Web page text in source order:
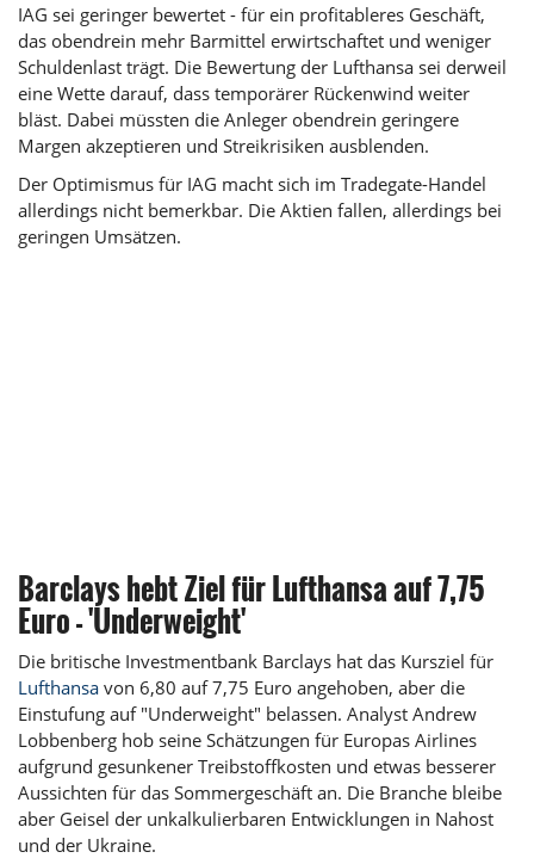
IAG sei geringer bewertet - für ein profitableres Geschäft,
das obendrein mehr Barmittel erwirtschaftet und weniger
Schuldenlast trägt. Die Bewertung der Lufthansa sei derweil
eine Wette darauf, dass temporärer Rückenwind weiter
bläst. Dabei müssten die Anleger obendrein geringere
Margen akzeptieren und Streikrisiken ausblenden.
Der Optimismus für IAG macht sich im Tradegate-Handel
allerdings nicht bemerkbar. Die Aktien fallen, allerdings bei
geringen Umsätzen.
Barclays hebt Ziel für Lufthansa auf 7,75
Euro - 'Underweight'
Die britische Investmentbank Barclays hat das Kursziel für
Lufthansa von 6,80 auf 7,75 Euro angehoben, aber die
Einstufung auf "Underweight" belassen. Analyst Andrew
Lobbenberg hob seine Schätzungen für Europas Airlines
aufgrund gesunkener Treibstoffkosten und etwas besserer
Aussichten für das Sommergeschäft an. Die Branche bleibe
aber Geisel der unkalkulierbaren Entwicklungen in Nahost
und der Ukraine.